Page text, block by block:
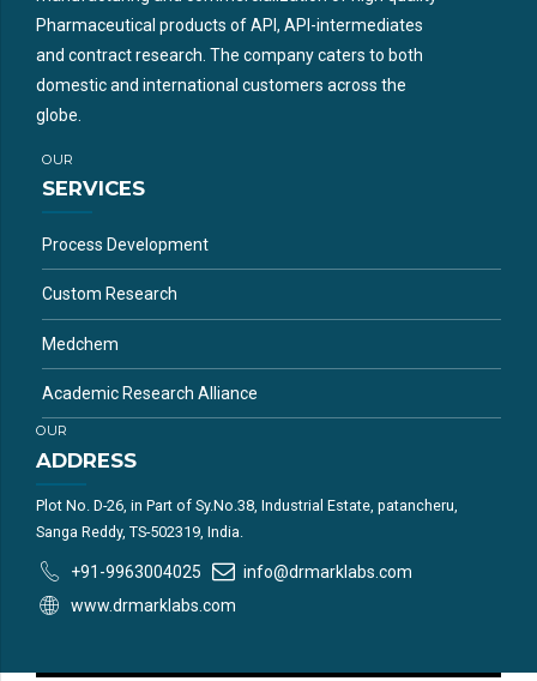
Pharmaceutical products of API, API-intermediates
and contract research. The company caters to both
domestic and international customers across the
globe.
OUR
SERVICES
Process Development
Custom Research
Medchem
Academic Research Alliance
OUR
ADDRESS
Plot No. D-26, in Part of Sy.No.38, Industrial Estate, patancheru,
Sanga Reddy, TS-502319, India.
+91-9963004025
info@drmarklabs.com
www.drmarklabs.com